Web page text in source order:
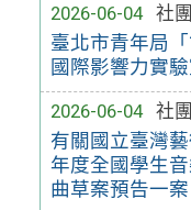
2026-06-04
社
臺北市青年局
國際影響力實
2026-06-04
社
有關國立臺灣
年度全國學生
曲草案預告一